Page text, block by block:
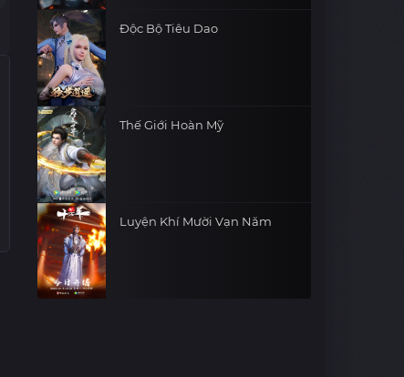
Độc Bộ Tiêu Dao
Thế Giới Hoàn Mỹ
Luyện Khí Mười Vạn Năm